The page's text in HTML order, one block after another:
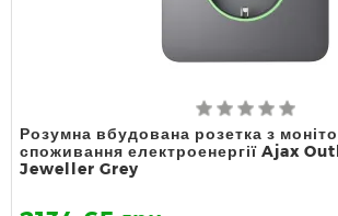
Розумна вбудована розетка з
споживання електроенергії Ajax
Jeweller Grey